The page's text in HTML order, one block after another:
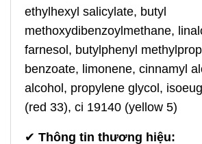
ethylhexyl salicylate, butyl
methoxydibenzoylmethane,
farnesol, butylphenyl
benzoate, limonene, cinnamyl
alcohol, propylene glycol,
(red 33), ci 19140 (yellow 5)
✔ Thông tin thương hiệu: